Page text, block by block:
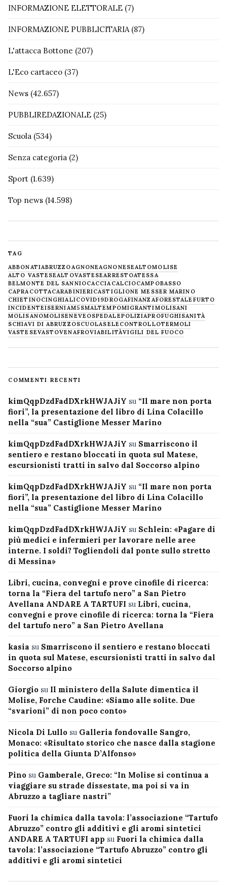
INFORMAZIONE ELETTORALE (7)
INFORMAZIONE PUBBLICITARIA(87)
L'attacca Bottone (207)
L'Eco cartaceo (37)
News (42.657)
PUBBLIREDAZIONALE (25)
Scuola (534)
Senza categoria (2)
Sport (1.639)
Top news (14.598)
TAG
ABBONATIABRUZZOAGNONEAGNONESEALTOMOLISE
ALTO VASTESEALTOVASTESEARRESTOATESSA
BELMONTE DEL SANNIOCACCIACALCIOCAMPOBASSO
CAPRACOTTACARABINIERICASTIGLIONE MESSER MARINO
CHIETINOCINGHIALICOVID19DROGAFINANZAFORESTALE FURTO
INCIDENTEISERNIAM5SMALTEMPOMIGRANTIMOLISANI
MOLISANOMOLISENEVE OSPEDALEPOLIZIAPROFUGHISANITÀ
SCHIAVI DI ABRUZZOSCUOLASELECONTROLLOTERMOLI
VASTESEVASTOVENAFROVIABILITÀVIGILI DEL FUOCO
COMMENTI RECENTI
kimQqpDzdFadDXrkHWJAJiY su “Il mare non porta
fiori”, la presentazione del libro di Lina Colacillo
nella “sua” Castiglione Messer Marino
kimQqpDzdFadDXrkHWJAJiY su Smarriscono il
sentiero e restano bloccati in quota sul Matese,
escursionisti tratti in salvo dal Soccorso alpino
kimQqpDzdFadDXrkHWJAJiY su “Il mare non porta
fiori”, la presentazione del libro di Lina Colacillo
nella “sua” Castiglione Messer Marino
kimQqpDzdFadDXrkHWJAJiY su Schlein: «Pagare di
più medici e infermieri per lavorare nelle aree
interne. I soldi? Togliendoli dal ponte sullo stretto
di Messina»
Libri, cucina, convegni e prove cinofile di ricerca:
torna la “Fiera del tartufo nero” a San Pietro
Avellana ANDARE A TARTUFI su Libri, cucina,
convegni e prove cinofile di ricerca: torna la “Fiera
del tartufo nero” a San Pietro Avellana
kasia su Smarriscono il sentiero e restano bloccati
in quota sul Matese, escursionisti tratti in salvo dal
Soccorso alpino
Giorgio su Il ministero della Salute dimentica il
Molise, Forche Caudine: «Siamo alle solite. Due
“svarioni” di non poco conto»
Nicola Di Lullo su Galleria fondovalle Sangro,
Monaco: «Risultato storico che nasce dalla stagione
politica della Giunta D’Alfonso»
Pino su Gamberale, Greco: “In Molise si continua a
viaggiare su strade dissestate, ma poi si va in
Abruzzo a tagliare nastri”
Fuori la chimica dalla tavola: l’associazione “Tartufo
Abruzzo” contro gli additivi e gli aromi sintetici
ANDARE A TARTUFI app su Fuori la chimica dalla
tavola: l’associazione “Tartufo Abruzzo” contro gli
additivi e gli aromi sintetici